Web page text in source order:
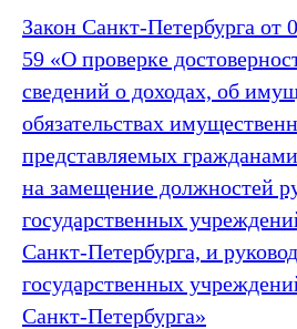
Закон Санкт‑Петербурга
59 «О проверке
сведений о доходах, об
обязательствах
представляемых
на замещение должностей
государственных
Санкт‑Петербурга, и
государственных
Санкт‑Петербурга»